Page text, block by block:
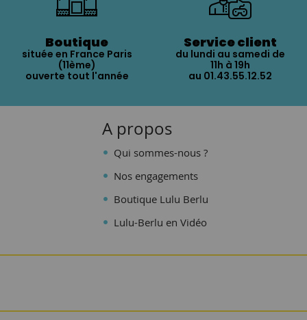
Boutique
située en France Paris
(11ème)
ouverte tout l'année
Service client
du lundi au samedi de
11h à 19h
au 01.43.55.12.52
A propos
Qui sommes-nous ?
Nos engagements
Boutique Lulu Berlu
Lulu-Berlu en Vidéo